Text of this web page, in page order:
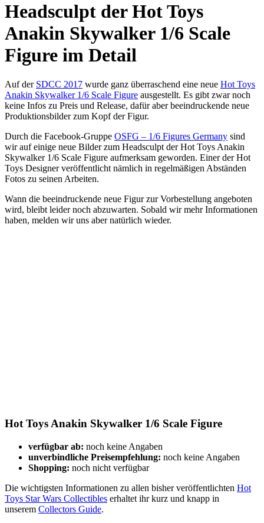
Headsculpt der Hot Toys
Anakin Skywalker 1/6 Scale
Figure im Detail
Auf der SDCC 2017 wurde ganz überraschend eine neue Hot Toys
Anakin Skywalker 1/6 Scale Figure ausgestellt. Es gibt zwar noch
keine Infos zu Preis und Release, dafür aber beeindruckende neue
Produktionsbilder zum Kopf der Figur.
Durch die Facebook-Gruppe OSFG – 1/6 Figures Germany sind
wir auf einige neue Bilder zum Headsculpt der Hot Toys Anakin
Skywalker 1/6 Scale Figure aufmerksam geworden. Einer der Hot
Toys Designer veröffentlicht nämlich in regelmäßigen Abständen
Fotos zu seinen Arbeiten.
Wann die beeindruckende neue Figur zur Vorbestellung angeboten
wird, bleibt leider noch abzuwarten. Sobald wir mehr Informationen
haben, melden wir uns aber natürlich wieder.
Hot Toys Anakin Skywalker 1/6 Scale Figure
verfügbar ab: noch keine Angaben
unverbindliche Preisempfehlung: noch keine Angaben
Shopping: noch nicht verfügbar
Die wichtigsten Informationen zu allen bisher veröffentlichten Hot
Toys Star Wars Collectibles erhaltet ihr kurz und knapp in
unserem Collectors Guide.